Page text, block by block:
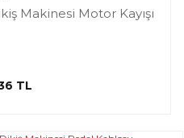
Makinesi Motor Kayışı
TL